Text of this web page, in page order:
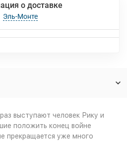
о доставке
Эль-Монте
выступают человек Рику и
положить конец войне
прекращается уже много